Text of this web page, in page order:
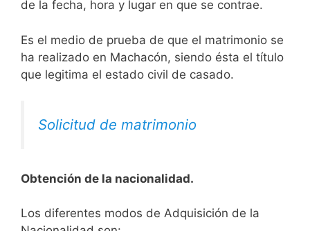
de la fecha, hora y lugar en que se contrae.
Es el medio de prueba de que el matrimonio se
ha realizado en Machacón, siendo ésta el título
que legitima el estado civil de casado.
Solicitud de matrimonio
Obtención de la nacionalidad.
​​​Los diferentes modos de Adquisición de la